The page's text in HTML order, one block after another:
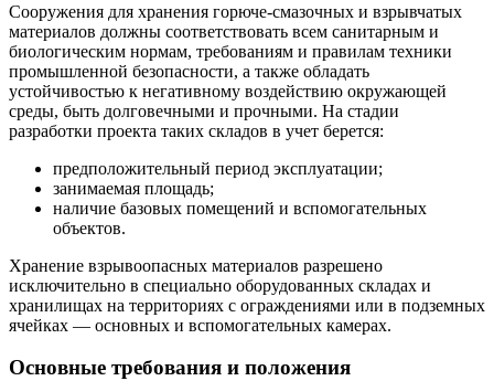
Сооружения для хранения горюче-смазочных и взрывчатых
материалов должны соответствовать всем санитарным и
биологическим нормам, требованиям и правилам техники
промышленной безопасности, а также обладать
устойчивостью к негативному воздействию окружающей
среды, быть долговечными и прочными. На стадии
разработки проекта таких складов в учет берется:
предположительный период эксплуатации;
занимаемая площадь;
наличие базовых помещений и вспомогательных
объектов.
Хранение взрывоопасных материалов разрешено
исключительно в специально оборудованных складах и
хранилищах на территориях с ограждениями или в подземных
ячейках — основных и вспомогательных камерах.
Основные требования и положения